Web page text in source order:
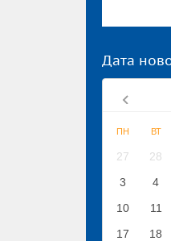
Дата
ПН ВТ
27 28
3
4
10
11
17
18